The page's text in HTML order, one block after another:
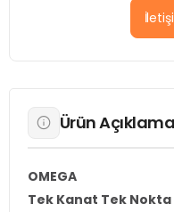
Ürün
OMEGA
Tek Kanat Tek Nokta